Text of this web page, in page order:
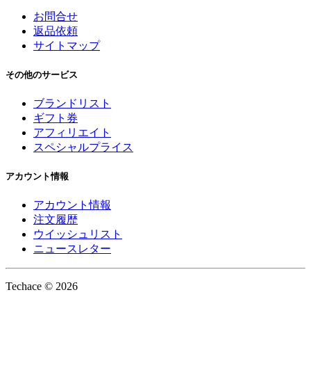
お問合せ
返品依頼
サイトマップ
その他のサービス
ブランドリスト
ギフト券
アフィリエイト
スペシャルプライス
アカウント情報
アカウント情報
注文履歴
ウイッシュリスト
ニュースレター
Techace © 2026